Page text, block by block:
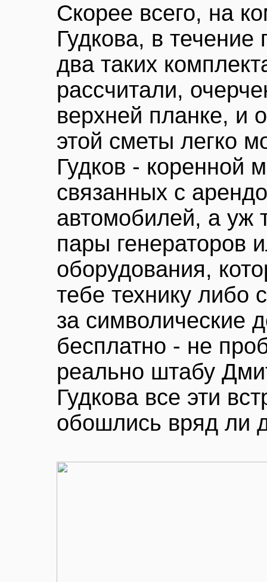
Скорее всего, на
Гудкова, в
два таких
рассчитали,
верхней планке, и
этой сметы легко
Гудков - коренной
связанных с
автомобилей, а уж
пары генераторов
оборудования,
тебе технику либо
за символические
бесплатно - не
реально штабу
Гудкова все эти
обошлись вряд ли